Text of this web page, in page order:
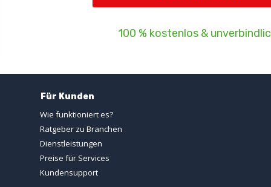
100 % kostenlos &
Für Kunden
Wie funktioniert es?
Ratgeber zu Branchen
Dienstleistungen
Preise für Services
Kundensupport